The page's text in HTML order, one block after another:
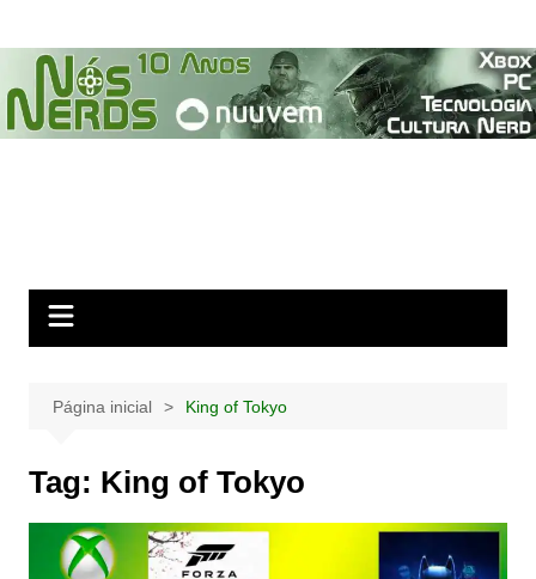
para
conteúdo
Página inicial King of Tokyo
Tag: King of Tokyo